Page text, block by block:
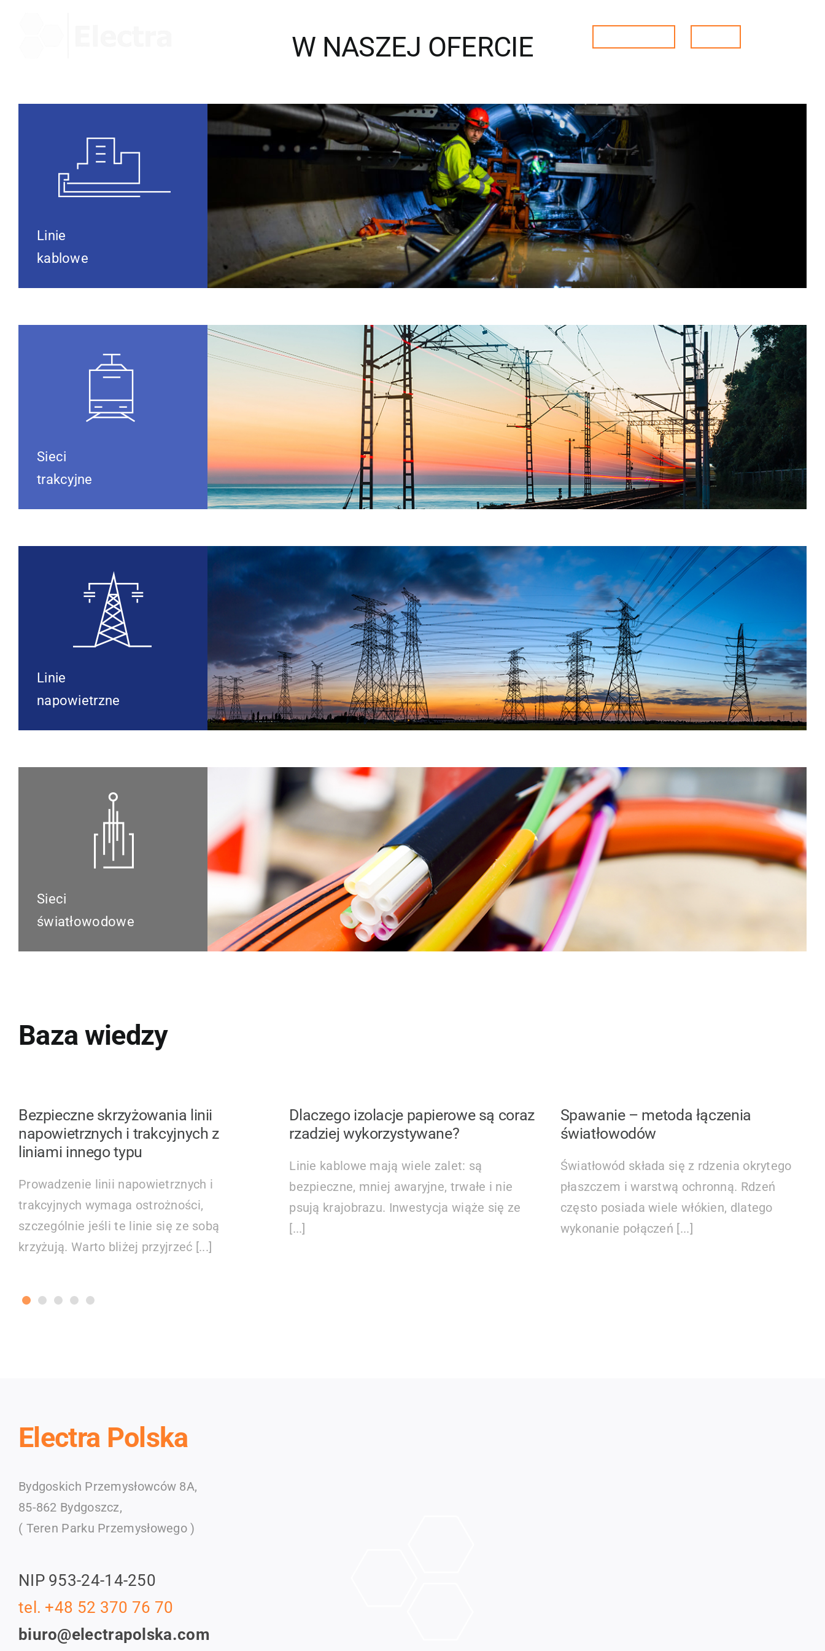
W NASZEJ OFERCIE
Linie
kablowe
Sieci
trakcyjne
Linie
napowietrzne
Sieci
światłowodowe
Baza wiedzy
Bezpieczne skrzyżowania linii
napowietrznych i trakcyjnych z
liniami innego typu
Prowadzenie linii napowietrznych i
trakcyjnych wymaga ostrożności,
szczególnie jeśli te linie się ze sobą
krzyżują. Warto bliżej przyjrzeć [...]
Dlaczego izolacje papierowe są coraz
rzadziej wykorzystywane?
Linie kablowe mają wiele zalet: są
bezpieczne, mniej awaryjne, trwałe i nie
psują krajobrazu. Inwestycja wiąże się ze
[...]
Spawanie – metoda łączenia
światłowodów
Światłowód składa się z rdzenia okrytego
płaszczem i warstwą ochronną. Rdzeń
często posiada wiele włókien, dlatego
wykonanie połączeń [...]
Electra Polska
Bydgoskich Przemysłowców 8A,
85-862 Bydgoszcz,
( Teren Parku Przemysłowego )
NIP 953-24-14-250
tel. +48 52 370 76 70
biuro@electrapolska.com